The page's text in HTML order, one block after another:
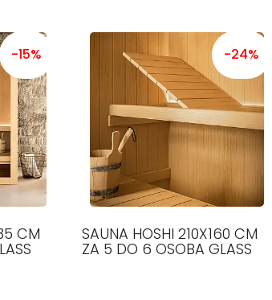
-15%
CM
-24%
SAUNA HOSHI 210X160 CM
ZA 5 DO 6 OSOBA GLASS